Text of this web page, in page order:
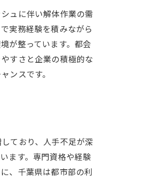
ュに伴い解体作業の需
実務経験を積みながら
が整っています。都会
すさと企業の積極的な
ンスです。
ており、人手不足が深
ます。専門資格や経験
、千葉県は都市部の利